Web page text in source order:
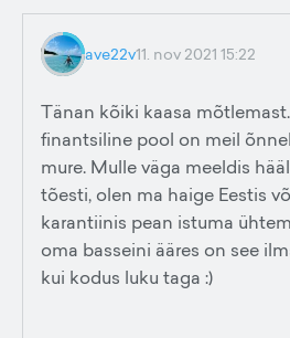
ave22v11. nov 2021 15:22
Tänan kõiki kaasa
finantsiline pool on meil
mure. Mulle väga meeldis
tõesti, olen ma haige Eestis
karantiinis pean istuma
oma basseini ääres on see
kui kodus luku taga :)